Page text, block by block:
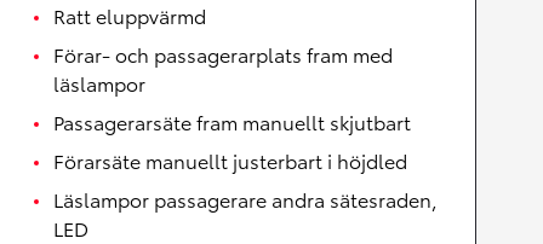
Ratt eluppvärmd
Förar- och passagerarplats fram med
läslampor
Passagerarsäte fram manuellt skjutbart
Förarsäte manuellt justerbart i höjdled
Läslampor passagerare andra sätesraden,
LED